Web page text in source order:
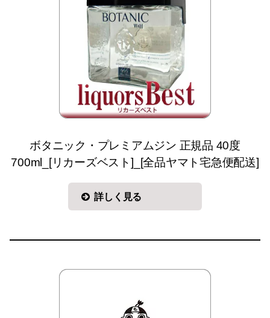
ボタニック・プレミアムジン 正規品 40度
700ml_[リカーズベスト]_[全品ヤマト宅急便配送]
詳しく見る